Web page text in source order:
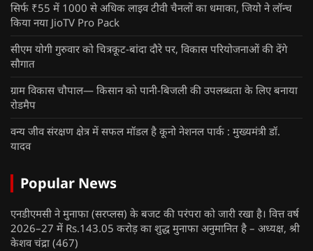
सिर्फ ₹55 में 1000 से अधिक लाइव टीवी चैनलों का धमाका, जियो ने लॉन्च
किया नया JioTV Pro Pack
सीएम योगी गुरुवार को चित्रकूट-बांदा दौरे पर, विकास परियोजनाओं की देंगे
सौगात
ग्राम विकास चौपाल— किसान को पानी-बिजली की उपलब्धता के लिए बनाया
रोडमैप
वन्य जीव संरक्षण क्षेत्र में सफल मॉडल है कूनो नेशनल पार्क : मुख्यमंत्री डॉ.
यादव
Popular News
एनडीएमसी ने मुनाफा (सरप्लस) के बजट की परंपरा को जारी रखा है। वित्त वर्ष
2026–27 में Rs.143.05 करोड़ का शुद्ध मुनाफा अनुमानित है – अध्यक्ष, श्री
केशव चंद्रा (467)